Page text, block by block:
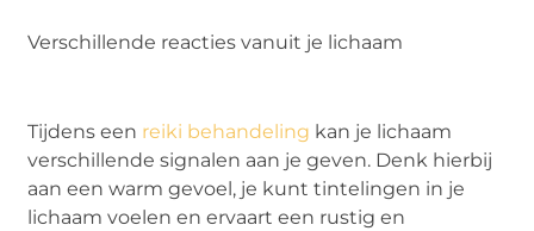
Verschillende reacties vanuit je lichaam
Tijdens een reiki behandeling kan je lichaam
verschillende signalen aan je geven. Denk hierbij
aan een warm gevoel, je kunt tintelingen in je
lichaam voelen en ervaart een rustig en